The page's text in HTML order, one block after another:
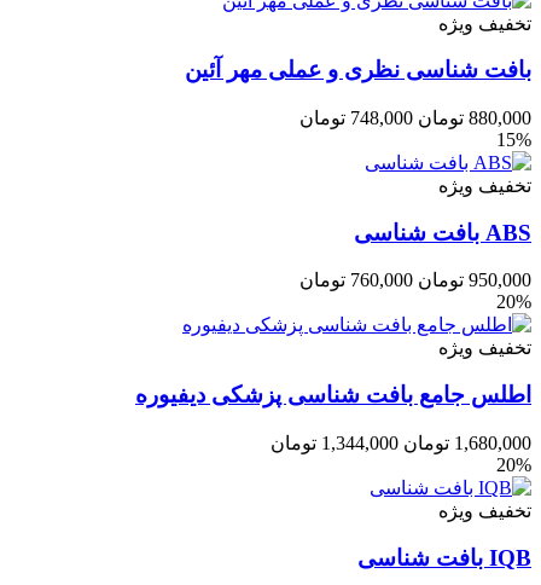
تخفیف ویژه
بافت شناسی نظری و عملی مهر آئین
880,000 تومان 748,000 تومان
15%
تخفیف ویژه
ABS بافت شناسی
950,000 تومان 760,000 تومان
20%
تخفیف ویژه
اطلس جامع بافت شناسی پزشکی دیفیوره
1,680,000 تومان 1,344,000 تومان
20%
تخفیف ویژه
IQB‌ بافت شناسی